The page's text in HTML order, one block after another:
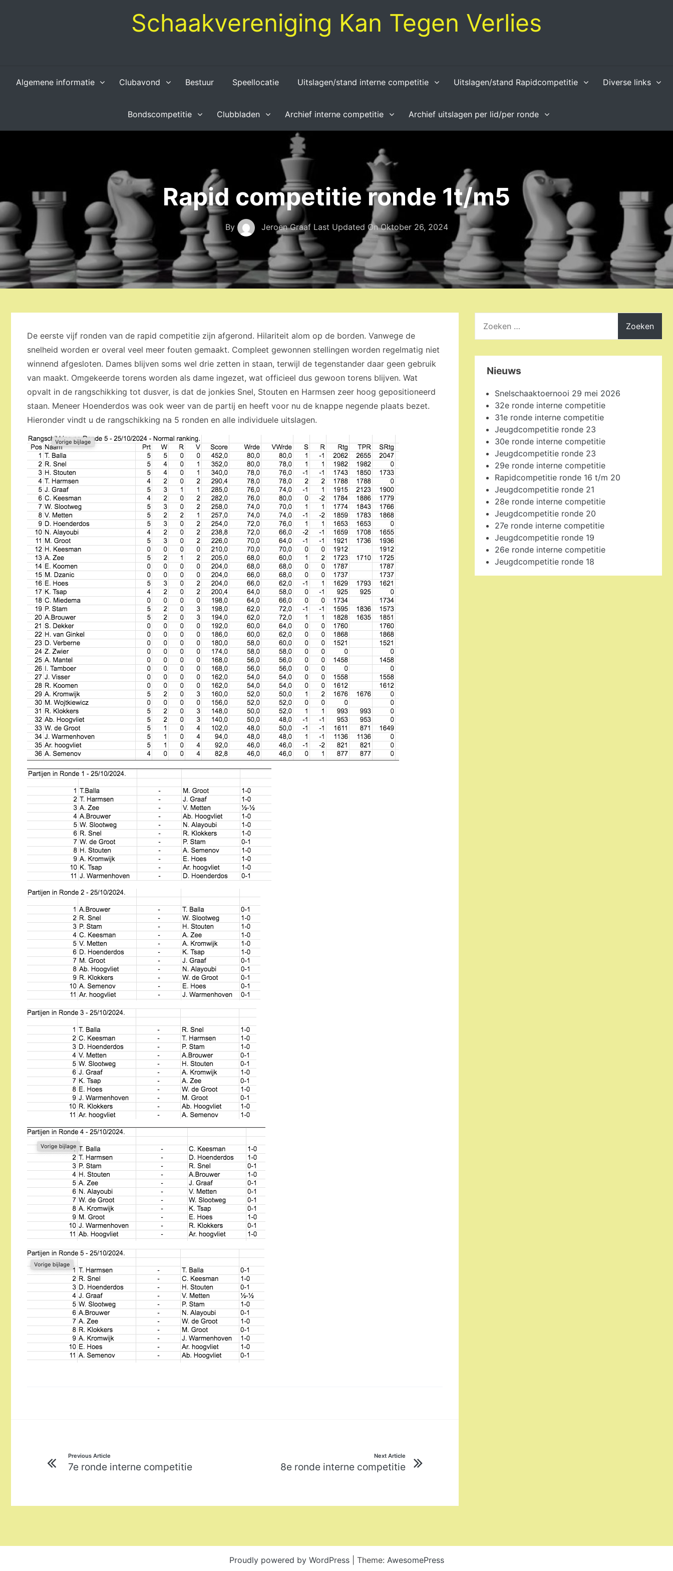
Schaakvereniging Kan Tegen Verlies
Algemene informatie Clubavond Bestuur Speellocatie Uitslagen/stand interne competitie Uitslagen/stand Rapidcompetitie Diverse links
Bondscompetitie Clubbladen Archief interne competitie Archief uitslagen per lid/per ronde
Rapid competitie ronde 1t/m5
By Jeroen Graaf Last Updated OnOktober 26, 2024
De eerste vijf ronden van de rapid competitie zijn afgerond. Hilariteit alom op de borden. Vanwege de
snelheid worden er overal veel meer fouten gemaakt. Compleet gewonnen stellingen worden regelmatig niet
winnend afgesloten. Dames blijven soms wel drie zetten in staan, terwijl de tegenstander daar geen gebruik
van maakt. Omgekeerde torens worden als dame ingezet, wat officieel dus gewoon torens blijven. Wat
opvalt in de rangschikking tot dusver, is dat de jonkies Snel, Stouten en Harmsen zeer hoog gepositioneerd
staan. Meneer Hoenderdos was ook weer van de partij en heeft voor nu de knappe negende plaats bezet.
Hieronder vindt u de rangschikking na 5 ronden en alle individuele uitslagen.
Bericht
navigatie
Previous Article
7e ronde interne competitie
Next Article
8e ronde interne competitie
naar:
Nieuws
Snelschaaktoernooi 29 mei 2026
32e ronde interne competitie
31e ronde interne competitie
Jeugdcompetitie ronde 23
30e ronde interne competitie
Jeugdcompetitie ronde 23
29e ronde interne competitie
Rapidcompetitie ronde 16 t/m 20
Jeugdcompetitie ronde 21
28e ronde interne competitie
Jeugdcompetitie ronde 20
27e ronde interne competitie
Jeugdcompetitie ronde 19
26e ronde interne competitie
Jeugdcompetitie ronde 18
Proudly powered by WordPress Theme: AwesomePress